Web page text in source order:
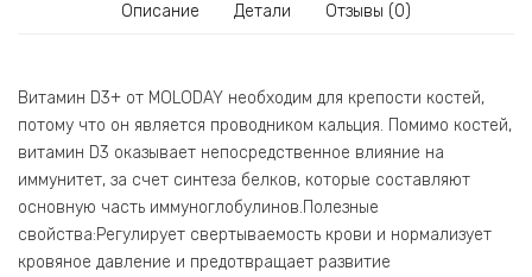
Описание Детали Отзывы (0)
Витамин D3+ от MOLODAY необходим для крепости костей,
потому что он является проводником кальция. Помимо костей,
витамин D3 оказывает непосредственное влияние на
иммунитет, за счет синтеза белков, которые составляют
основную часть иммуноглобулинов.Полезные
свойства:Регулирует свертываемость крови и нормализует
кровяное давление и предотвращает развитие